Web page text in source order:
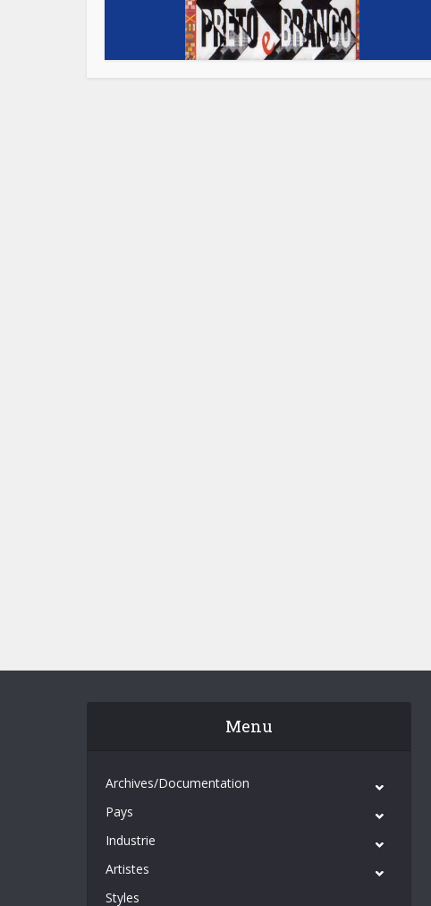
Menu
Archives/Documentation
Pays
Industrie
Artistes
Styles